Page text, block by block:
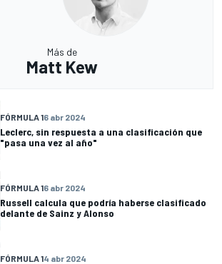
Más de
Matt Kew
FÓRMULA 16 abr 2024
Leclerc, sin respuesta a una clasificación que
"pasa una vez al año"
FÓRMULA 16 abr 2024
Russell calcula que podría haberse clasificado
delante de Sainz y Alonso
FÓRMULA 14 abr 2024